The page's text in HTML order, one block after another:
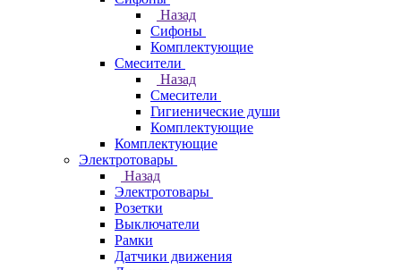
Назад
Сифоны
Комплектующие
Смесители
Назад
Смесители
Гигиенические души
Комплектующие
Комплектующие
Электротовары
Назад
Электротовары
Розетки
Выключатели
Рамки
Датчики движения